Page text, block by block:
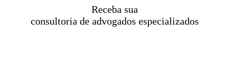
Receba sua
consultoria de advogados especializados